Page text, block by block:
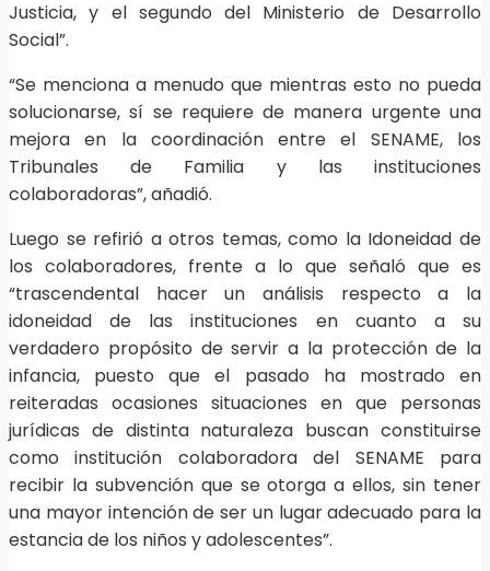
Justicia, y el segundo del Ministerio de Desarrollo
Social”.
“Se menciona a menudo que mientras esto no pueda
solucionarse, sí se requiere de manera urgente una
mejora en la coordinación entre el SENAME, los
Tribunales de Familia y las instituciones
colaboradoras”, añadió.
Luego se refirió a otros temas, como la Idoneidad de
los colaboradores, frente a lo que señaló que es
“trascendental hacer un análisis respecto a la
idoneidad de las instituciones en cuanto a su
verdadero propósito de servir a la protección de la
infancia, puesto que el pasado ha mostrado en
reiteradas ocasiones situaciones en que personas
jurídicas de distinta naturaleza buscan constituirse
como institución colaboradora del SENAME para
recibir la subvención que se otorga a ellos, sin tener
una mayor intención de ser un lugar adecuado para la
estancia de los niños y adolescentes”.